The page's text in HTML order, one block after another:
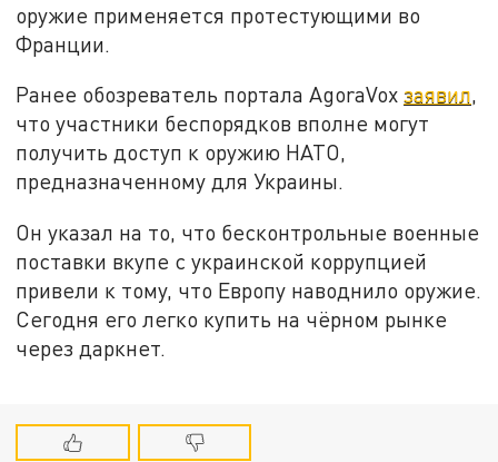
оружие применяется протестующими во
Франции.
Ранее обозреватель портала AgoraVoxзаявил,
что участники беспорядков вполне могут
получить доступ к оружию НАТО,
предназначенному для Украины.
Он указал на то, что бесконтрольные военные
поставки вкупе с украинской коррупцией
привели к тому, что Европу наводнило оружие.
Сегодня его легко купить на чёрном рынке
через даркнет.